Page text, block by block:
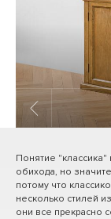
Понятие "классика"
обихода, но
потому что
несколько стилей
они все прекрасно